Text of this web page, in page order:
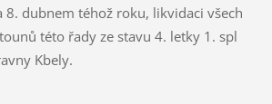
8. dubnem téhož roku, likvidaci všech
této řady ze stavu 4. letky 1. spl
Kbely.